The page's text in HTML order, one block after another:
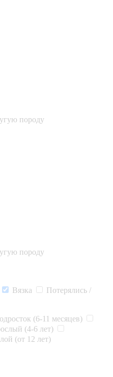
породу
породу
Вязка
Потерялись /
(6-11 месяцев)
(4-6 лет)
(от 12 лет)